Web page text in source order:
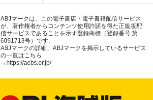
ABJマークは、この電子書店・電子書籍配信サービス
が、著作権者からコンテンツ使用許諾を得た正規版配
信サービスであることを示す登録商標（登録番号 第
6091713号）です。
ABJマークの詳細、ABJマークを掲示しているサービス
の一覧はこちら
→ https://aebs.or.jp/